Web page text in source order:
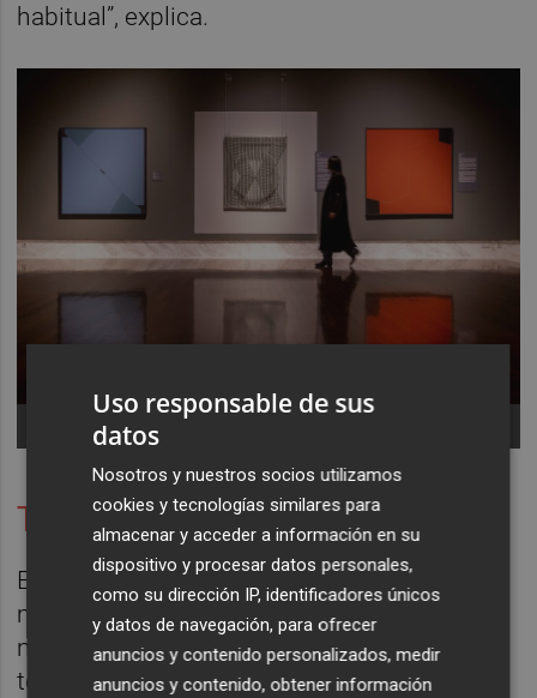
habitual”, explica.
Trascender la exposición
En paralelo a la transformación social, los
museos también se preparan para una
mutación de sus formatos expositivos. La
tecnología aparece como lo omnipresente,
Uso responsable de sus
datos
Nosotros y nuestros socios utilizamos
cookies y tecnologías similares para
almacenar y acceder a información en su
dispositivo y procesar datos personales,
como su dirección IP, identificadores únicos
y datos de navegación, para ofrecer
anuncios y contenido personalizados, medir
anuncios y contenido, obtener información